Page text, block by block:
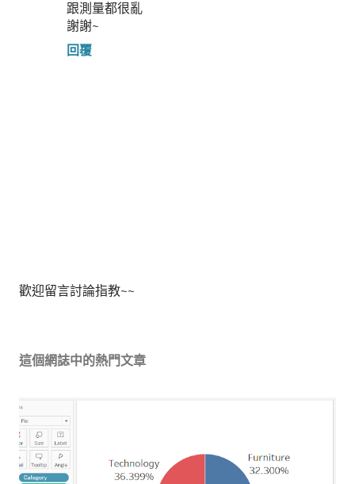
跟測量都很亂
謝謝~
回覆
張
歡迎留言討論指教~~
這個網誌中的熱門文章